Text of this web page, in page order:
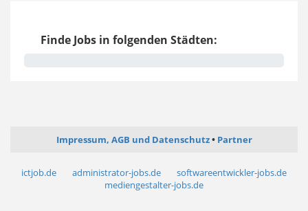
Finde Jobs in folgenden Städten:
Impressum, AGB und Datenschutz Partner
ictjob.de administrator-jobs.de
softwareentwickler-jobs.de
mediengestalter-jobs.de